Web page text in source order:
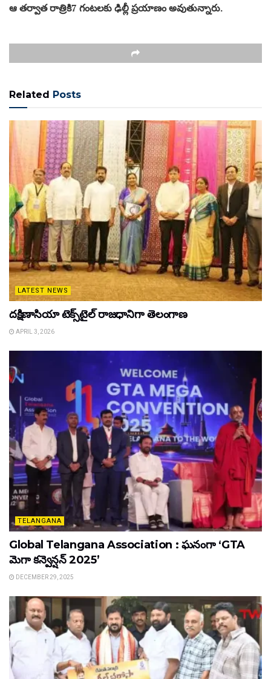
ఆ తర్వాత రాత్రికి7 గంటలకు ఢిల్లీ ప్రయాణం అవుతున్నారు.
Related Posts
LATEST NEWS
దక్షిణాసియా టెక్స్‌టైల్ రాజధానిగా తెలంగాణ
APRIL 3, 2026
TELANGANA
Global Telangana Association : ఘనంగా ‘GTA
మెగా కన్వెన్షన్ 2025’
DECEMBER 29, 2025